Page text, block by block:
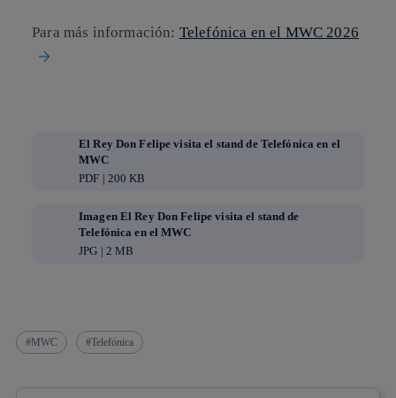
Para más información: Telefónica en el MWC 2026
El Rey Don Felipe visita el stand de Telefónica en el
MWC
PDF | 200 KB
Imagen El Rey Don Felipe visita el stand de
Telefónica en el MWC
JPG | 2 MB
MWC Telefónica